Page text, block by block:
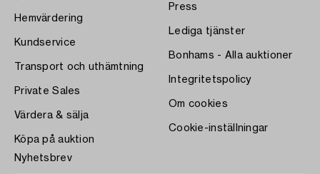
Hemvärdering
Kundservice
Transport och uthämtning
Private Sales
Värdera & sälja
Köpa på auktion
Press
Lediga tjänster
Bonhams - Alla auktioner
Integritetspolicy
Om cookies
Cookie-inställningar
Nyhetsbrev